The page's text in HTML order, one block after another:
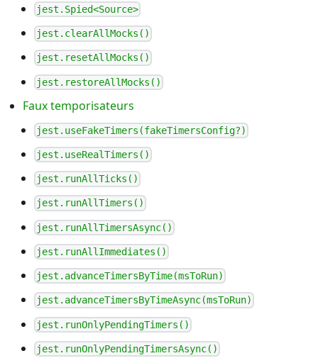
jest.Spied<Source>
jest.clearAllMocks()
jest.resetAllMocks()
jest.restoreAllMocks()
Faux temporisateurs
jest.useFakeTimers(fakeTimersConfig?)
jest.useRealTimers()
jest.runAllTicks()
jest.runAllTimers()
jest.runAllTimersAsync()
jest.runAllImmediates()
jest.advanceTimersByTime(msToRun)
jest.advanceTimersByTimeAsync(msToRun)
jest.runOnlyPendingTimers()
jest.runOnlyPendingTimersAsync()